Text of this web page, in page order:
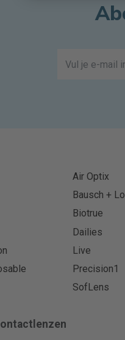
Air Optix
Bausch +
Biotrue
Dailies
Live
Precision1
SofLens